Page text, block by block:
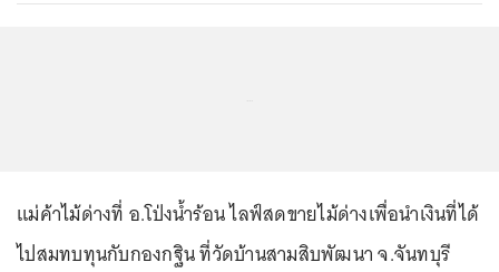
แม่ค้าไม้ด่างที่ อ.โป่งน้ำร้อน ไลฟ์สดขายไม้ด่างเพื่อนำเงินที่ได้
ไปสมทบทุนกับกองกฐิน ที่วัดบ้านสามสิบพัฒนา จ.จันทบุรี